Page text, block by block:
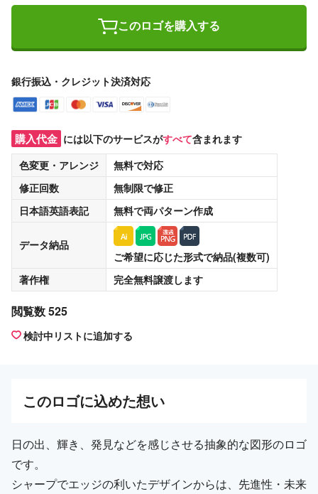
このロゴを購入する
銀行振込・クレジット決済対応
購入代金 には以下のサービスがすべて含まれます
色変更・アレンジ
無料で対応
修正回数
無制限で修正
日本語英語表記
無料で両パターン作成
データ納品
ご希望に応じた形式で納品(複数可)
著作権
完全無料譲渡します
閲覧数 525
検討中リストに追加する
このロゴに込めた想い
日の出、輝き、発見などを感じさせる抽象的な図形のロゴ
です。
シャープでエッジの利いたデザインからは、先進性・未来